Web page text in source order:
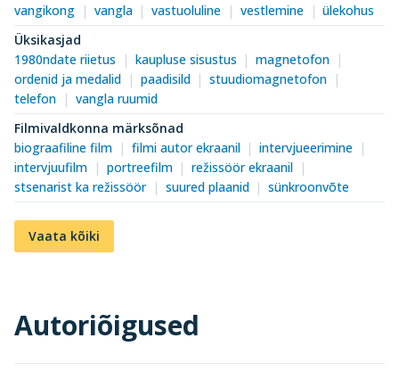
vangikong
vangla vastuoluline vestlemine
ülekohus
Üksikasjad
1980ndate riietus
kaupluse sisustus
magnetofon
ordenid ja medalid
paadisild
stuudiomagnetofon
telefon
vangla ruumid
Filmivaldkonna märksõnad
biograafiline film
filmi autor ekraanil
intervjueerimine
intervjuufilm
portreefilm
režissöör ekraanil
stsenarist ka režissöör
suured plaanid sünkroonvõte
Vaata kõiki
Autoriõigused